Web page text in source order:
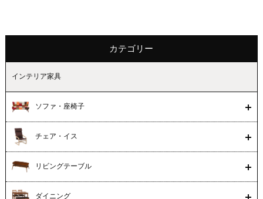
カテゴリー
インテリア家具
ソファ・座椅子
チェア・イス
リビングテーブル
ダイニング